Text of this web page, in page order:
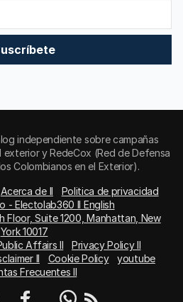
independiente sobre campañas
y RedeCox (Red de Defensa
Colombianos en el Exterior).
Acerca de II
Politica de privacidad
- Electolab360 II English
Floor, Suite 1200, Manhattan, New
York 10017
Affairs II
Privacy Policy II
II Cookie Policy
youtube
Frecuentes II